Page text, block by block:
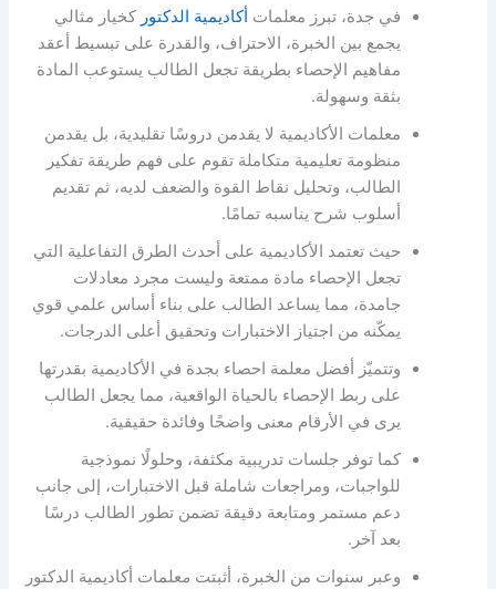
في جدة، تبرز معلمات أكاديمية الدكتور كخيار مثالي
يجمع بين الخبرة، الاحتراف، والقدرة على تبسيط أعقد
مفاهيم الإحصاء بطريقة تجعل الطالب يستوعب المادة
بثقة وسهولة.
معلمات الأكاديمية لا يقدمن دروسًا تقليدية، بل يقدمن
منظومة تعليمية متكاملة تقوم على فهم طريقة تفكير
الطالب، وتحليل نقاط القوة والضعف لديه، ثم تقديم
أسلوب شرح يناسبه تمامًا.
حيث تعتمد الأكاديمية على أحدث الطرق التفاعلية التي
تجعل الإحصاء مادة ممتعة وليست مجرد معادلات
جامدة، مما يساعد الطالب على بناء أساس علمي قوي
يمكّنه من اجتياز الاختبارات وتحقيق أعلى الدرجات.
وتتميّز أفضل معلمة احصاء بجدة في الأكاديمية بقدرتها
على ربط الإحصاء بالحياة الواقعية، مما يجعل الطالب
يرى في الأرقام معنى واضحًا وفائدة حقيقية.
كما توفر جلسات تدريبية مكثفة، وحلولًا نموذجية
للواجبات، ومراجعات شاملة قبل الاختبارات، إلى جانب
دعم مستمر ومتابعة دقيقة تضمن تطور الطالب درسًا
بعد آخر.
وعبر سنوات من الخبرة، أثبتت معلمات أكاديمية الدكتور